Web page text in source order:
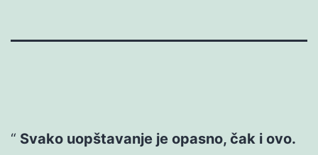
Svako uopštavanje je opasno, čak i ovo.